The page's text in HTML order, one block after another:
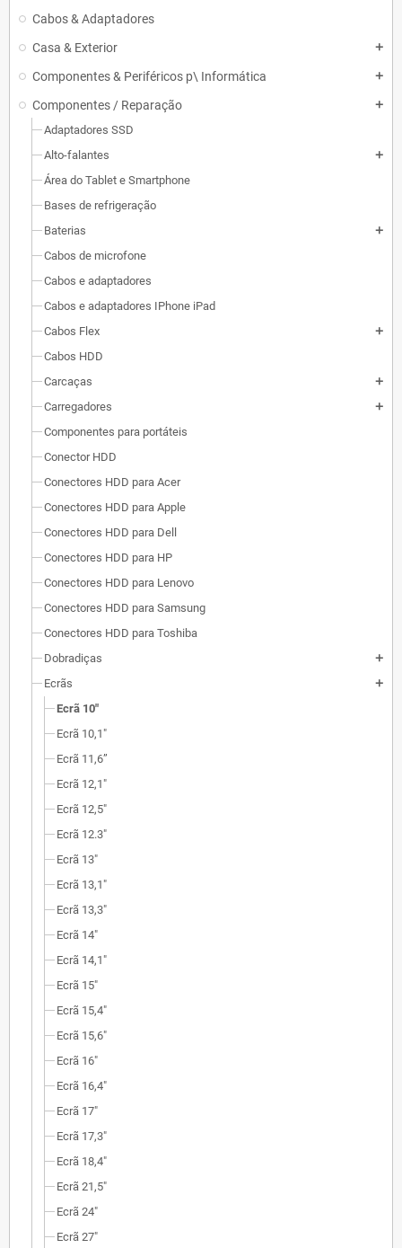
Cabos & Adaptadores
Casa & Exterior
add
Componentes & Periféricos p\ Informática add
Componentes / Reparação add
Adaptadores SSD
Alto-falantes
add
Área do Tablet e Smartphone
Bases de refrigeração
Baterias
add
Cabos de microfone
Cabos e adaptadores
Cabos e adaptadores IPhone iPad
Cabos Flex
add
Cabos HDD
Carcaças
add
Carregadores add
Componentes para portáteis
Conector HDD
Conectores HDD para Acer
Conectores HDD para Apple
Conectores HDD para Dell
Conectores HDD para HP
Conectores HDD para Lenovo
Conectores HDD para Samsung
Conectores HDD para Toshiba
Dobradiças
add
Ecrãs add
Ecrã 10"
Ecrã 10,1"
Ecrã 11,6”
Ecrã 12,1"
Ecrã 12,5"
Ecrã 12.3"
Ecrã 13"
Ecrã 13,1"
Ecrã 13,3"
Ecrã 14"
Ecrã 14,1"
Ecrã 15"
Ecrã 15,4"
Ecrã 15,6"
Ecrã 16"
Ecrã 16,4"
Ecrã 17"
Ecrã 17,3"
Ecrã 18,4"
Ecrã 21,5"
Ecrã 24"
Ecrã 27"